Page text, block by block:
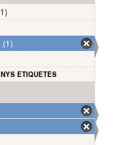
(1)
ETIQUETES